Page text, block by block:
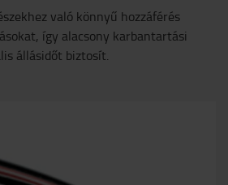
való könnyű hozzáférés
így alacsony karbantartási
állásidőt biztosít.